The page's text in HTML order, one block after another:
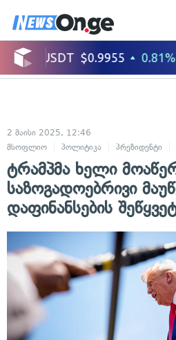
2 მაისი 2025, 12:46
მსოფლიო
პოლიტიკა პრეზიდენტი
ტრამპმა ხელი
საზოგადოებრივი
დაფინანსების